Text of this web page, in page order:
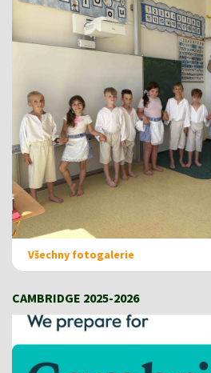
Všechny fotogalerie
CAMBRIDGE 2025-2026